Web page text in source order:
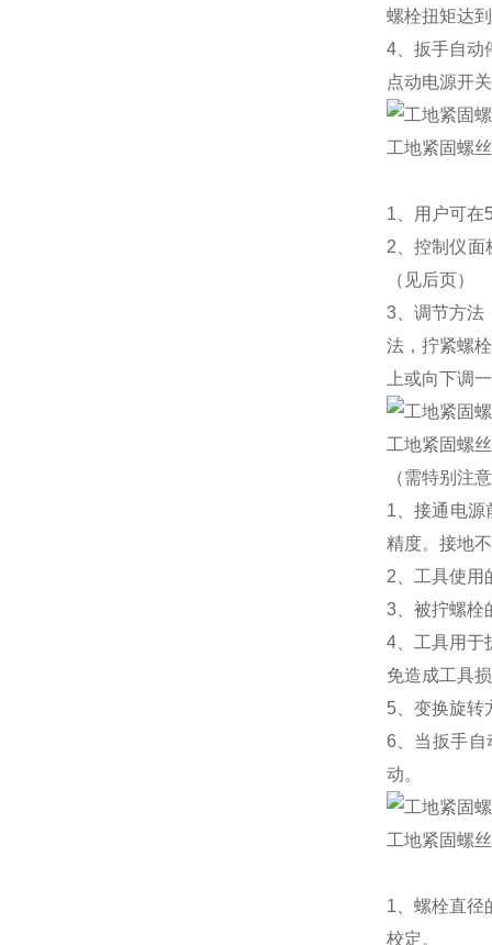
螺栓扭矩达
4、扳手自动
点动电源开
工地紧固螺
1、用户可在
2、控制仪面
（见后页）
3、调节方法
法，拧紧螺
上或向下调
工地紧固螺
（需特别注
1、接通电源
精度。接地
2、工具使用
3、被拧螺栓
4、工具用于
免造成工具
5、变换旋转
6、当扳手自
动。
工地紧固螺
1、螺栓直径
校定。